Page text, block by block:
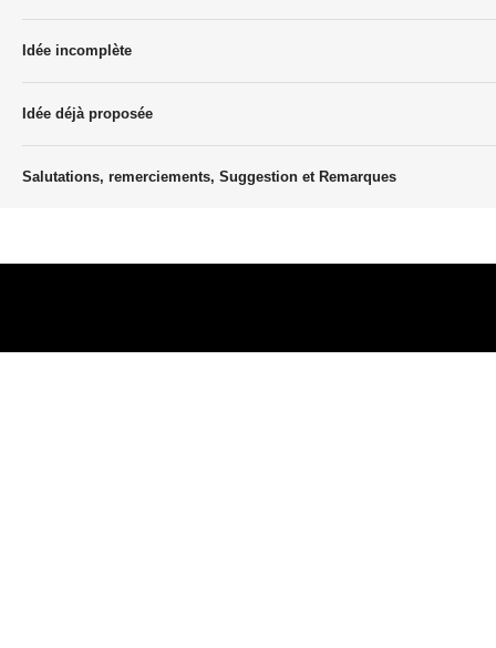
Idée incomplète
Idée déjà proposée
Salutations, remerciements, Suggestion et Remarques